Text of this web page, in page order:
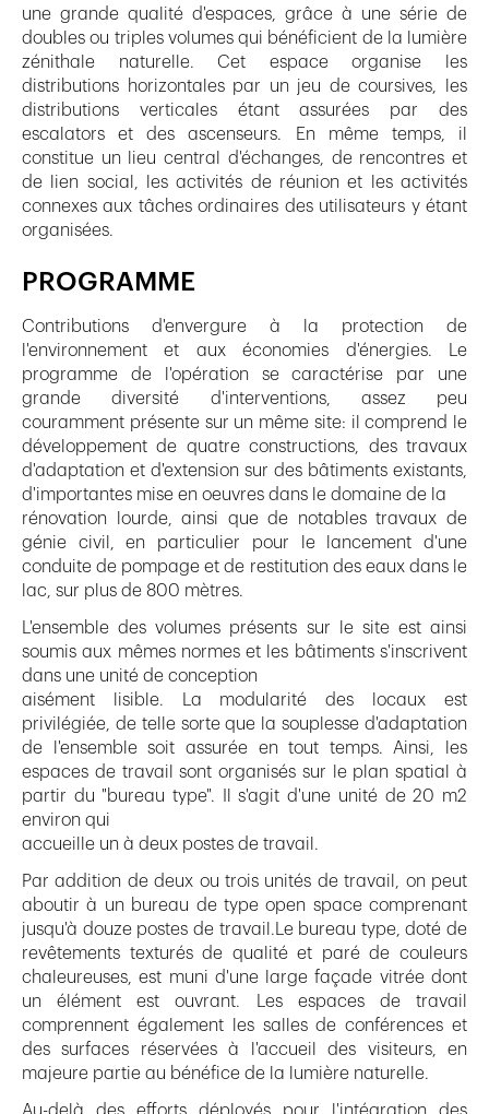
une grande qualité d'espaces, grâce à une série de
doubles ou triples volumes qui bénéficient de la lumière
zénithale naturelle. Cet espace organise les
distributions horizontales par un jeu de coursives, les
distributions verticales étant assurées par des
escalators et des ascenseurs. En même temps, il
constitue un lieu central d'échanges, de rencontres et
de lien social, les activités de réunion et les activités
connexes aux tâches ordinaires des utilisateurs y étant
organisées.
PROGRAMME
Contributions d'envergure à la protection de
l'environnement et aux économies d'énergies. Le
programme de l'opération se caractérise par une
grande diversité d'interventions, assez peu
couramment présente sur un même site: il comprend le
développement de quatre constructions, des travaux
d'adaptation et d'extension sur des bâtiments existants,
d'importantes mise en oeuvres dans le domaine de la
rénovation lourde, ainsi que de notables travaux de
génie civil, en particulier pour le lancement d'une
conduite de pompage et de restitution des eaux dans le
lac, sur plus de 800 mètres.
L'ensemble des volumes présents sur le site est ainsi
soumis aux mêmes normes et les bâtiments s'inscrivent
dans une unité de conception
aisément lisible. La modularité des locaux est
privilégiée, de telle sorte que la souplesse d'adaptation
de l'ensemble soit assurée en tout temps. Ainsi, les
espaces de travail sont organisés sur le plan spatial à
partir du "bureau type". Il s'agit d'une unité de 20 m2
environ qui
accueille un à deux postes de travail.
Par addition de deux ou trois unités de travail, on peut
aboutir à un bureau de type open space comprenant
jusqu'à douze postes de travail.Le bureau type, doté de
revêtements texturés de qualité et paré de couleurs
chaleureuses, est muni d'une large façade vitrée dont
un élément est ouvrant. Les espaces de travail
comprennent également les salles de conférences et
des surfaces réservées à l'accueil des visiteurs, en
majeure partie au bénéfice de la lumière naturelle.
Au-delà des efforts déployés pour l'intégration des